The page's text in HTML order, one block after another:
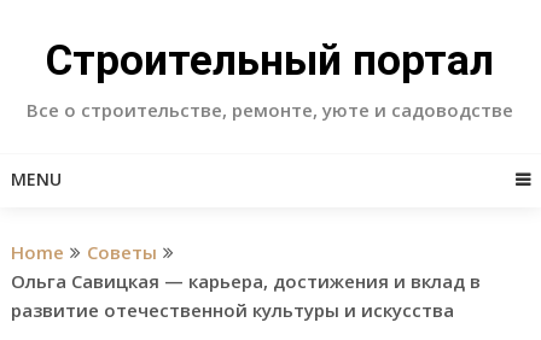
contentСтроительный портал
Все о строительстве, ремонте, уюте и садоводстве
MENU
Home
Советы
Ольга Савицкая — карьера, достижения и вклад в
развитие отечественной культуры и искусства